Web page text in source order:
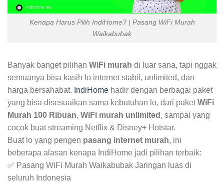
Kenapa Harus Pilih IndiHome? | Pasang WiFi Murah
Waikabubak
Banyak banget pilihan WiFi murah di luar sana, tapi nggak
semuanya bisa kasih lo internet stabil, unlimited, dan
harga bersahabat. IndiHome hadir dengan berbagai paket
yang bisa disesuaikan sama kebutuhan lo, dari paketWiFi
Murah 100 Ribuan, WiFi murah unlimited , sampai yang
cocok buat streaming Netflix & Disney+ Hotstar.
Buat lo yang pengen pasang internet murah, ini
beberapa alasan kenapa IndiHome jadi pilihan terbaik:
✅ Pasang WiFi Murah Waikabubak Jaringan luas di
seluruh Indonesia